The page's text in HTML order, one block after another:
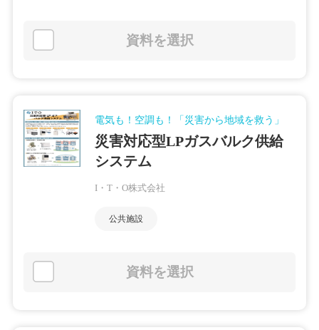
資料を選択
電気も！空調も！「災害から地域を救う」
災害対応型LPガスバルク供給
システム
I・T・O株式会社
公共施設
資料を選択